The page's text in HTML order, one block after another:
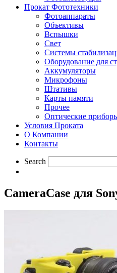
Прокат Фототехники
Фотоаппараты
Объективы
Вспышки
Свет
Системы
Оборудование для
Aккумуляторы
Микрофоны
Штативы
Карты памяти
Прочее
Оптические
Условия Проката
О Компании
Контакты
Search
CameraCase для